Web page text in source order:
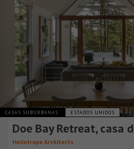
CASAS SUBURBANAS ESTADOS UNIDOS
Doe Bay Retreat, casa
Heliotrope Architects